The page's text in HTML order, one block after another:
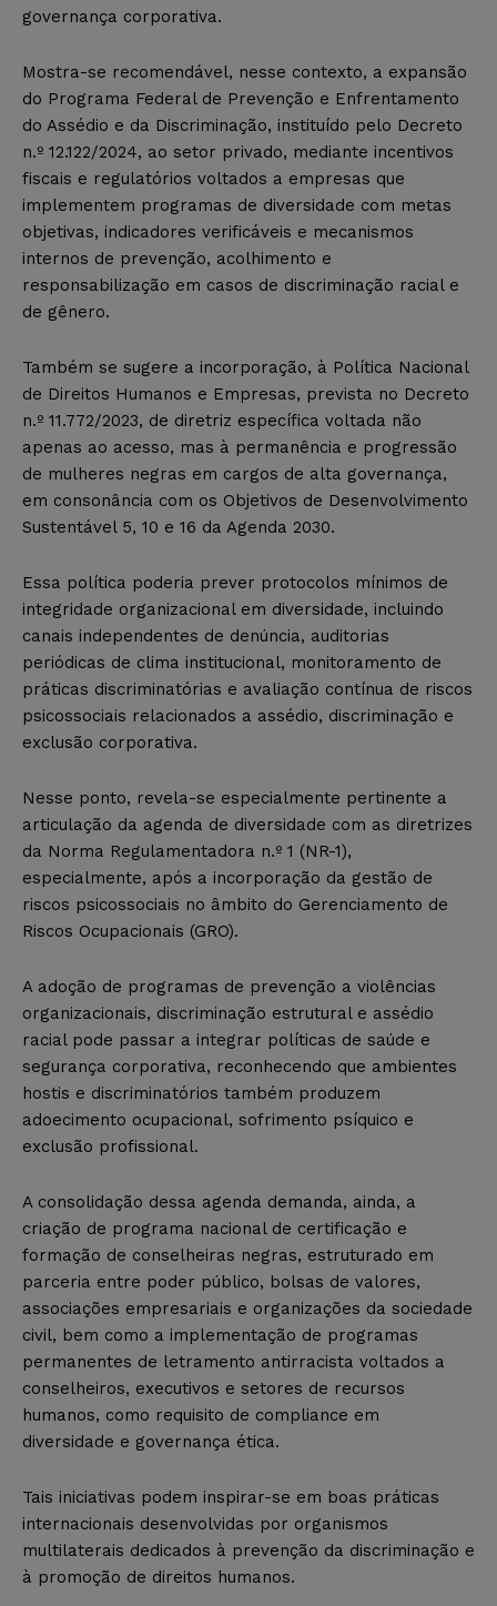
governança corporativa.
Mostra-se recomendável, nesse contexto, a expansão
do Programa Federal de Prevenção e Enfrentamento
do Assédio e da Discriminação, instituído pelo Decreto
n.º 12.122/2024, ao setor privado, mediante incentivos
fiscais e regulatórios voltados a empresas que
implementem programas de diversidade com metas
objetivas, indicadores verificáveis e mecanismos
internos de prevenção, acolhimento e
responsabilização em casos de discriminação racial e
de gênero.
Também se sugere a incorporação, à Política Nacional
de Direitos Humanos e Empresas, prevista no Decreto
n.º 11.772/2023, de diretriz específica voltada não
apenas ao acesso, mas à permanência e progressão
de mulheres negras em cargos de alta governança,
em consonância com os Objetivos de Desenvolvimento
Sustentável 5, 10 e 16 da Agenda 2030.
Essa política poderia prever protocolos mínimos de
integridade organizacional em diversidade, incluindo
canais independentes de denúncia, auditorias
periódicas de clima institucional, monitoramento de
práticas discriminatórias e avaliação contínua de riscos
psicossociais relacionados a assédio, discriminação e
exclusão corporativa.
Nesse ponto, revela-se especialmente pertinente a
articulação da agenda de diversidade com as diretrizes
da Norma Regulamentadora n.º 1 (NR-1),
especialmente, após a incorporação da gestão de
riscos psicossociais no âmbito do Gerenciamento de
Riscos Ocupacionais (GRO).
A adoção de programas de prevenção a violências
organizacionais, discriminação estrutural e assédio
racial pode passar a integrar políticas de saúde e
segurança corporativa, reconhecendo que ambientes
hostis e discriminatórios também produzem
adoecimento ocupacional, sofrimento psíquico e
exclusão profissional.
A consolidação dessa agenda demanda, ainda, a
criação de programa nacional de certificação e
formação de conselheiras negras, estruturado em
parceria entre poder público, bolsas de valores,
associações empresariais e organizações da sociedade
civil, bem como a implementação de programas
permanentes de letramento antirracista voltados a
conselheiros, executivos e setores de recursos
humanos, como requisito de compliance em
diversidade e governança ética.
Tais iniciativas podem inspirar-se em boas práticas
internacionais desenvolvidas por organismos
multilaterais dedicados à prevenção da discriminação e
à promoção de direitos humanos.